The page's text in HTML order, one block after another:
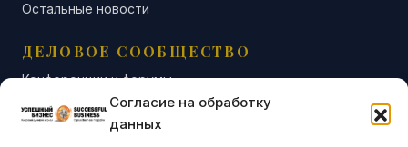
Согласие на обработку
данных
Остальные новости
ДЕЛОВОЕ СООБЩЕСТВО
Конференции и форумы
Бизнес-клубы и ассоциации
Остальные новости